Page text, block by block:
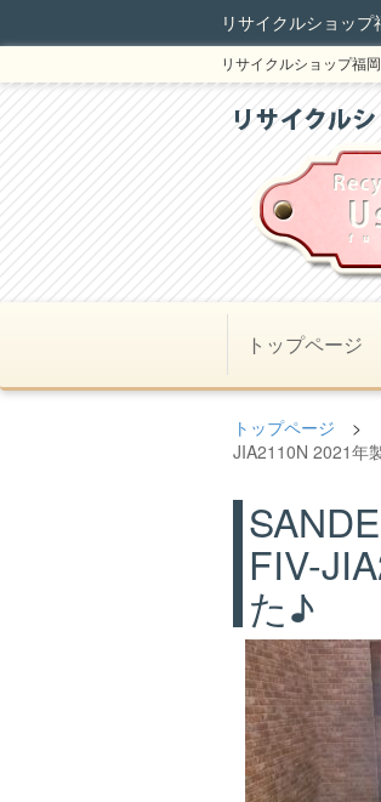
リサイクルショッ
リサイクルショップ福
トップページ
トップページ >
JIA2110N 2021年
FIV-
た♪